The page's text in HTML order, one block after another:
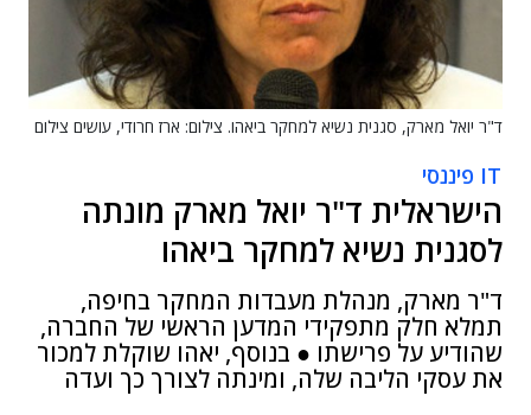
ד"ר יואל מארק, סגנית נשיא למחקר ביאהו. צילום: ארז חרודי, עושים צילום
IT פיננסי
הישראלית ד"ר יואל מארק מונתה
לסגנית נשיא למחקר ביאהו
ד"ר מארק, מנהלת מעבדות המחקר בחיפה,
תמלא חלק מתפקידי המדען הראשי של החברה,
שהודיע על פרישתו ● בנוסף, יאהו שוקלת למכור
את עסקי הליבה שלה, ומינתה לצורך כך ועדה